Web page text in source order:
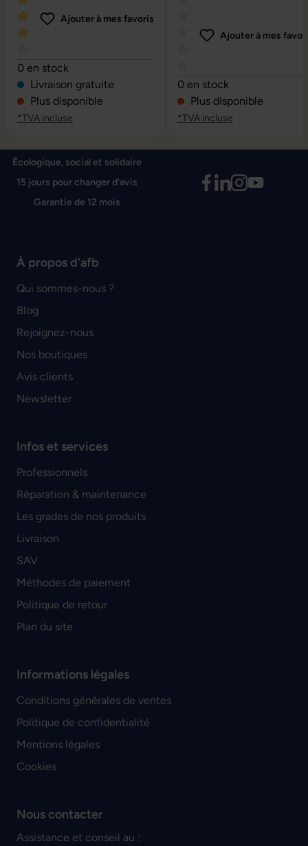
Note moyenne de 4 sur 5 étoiles
Ajouter à mes favoris
0 en stock
Livraison gratuite
Plus disponible
*TVA incluse
Note moyenne de 0 sur 5
Ajouter à mes
0 en stock
Plus disponible
*TVA incluse
Écologique, social et solidaire
15 jours pour changer d'avis
Garantie de 12 mois
À propos d'afb
Qui sommes-nous ?
Blog
Rejoignez-nous
Nos boutiques
Avis clients
Newsletter
Infos et services
Professionnels
Réparation & maintenance
Les grades de nos produits
Livraison
SAV
Méthodes de paiement
Politique de retour
Plan du site
Informations légales
Conditions générales de ventes
Politique de confidentialité
Mentions légales
Cookies
Nous contacter
Assistance et conseil au :